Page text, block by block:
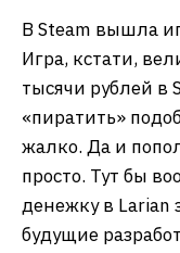
В Steam вышла
Игра, кстати,
тысячи рублей в
«пиратить»
жалко. Да и
просто. Тут бы
денежку в Larian
будущие